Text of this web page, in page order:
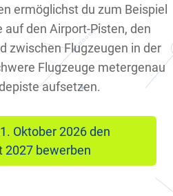
ermöglichst du zum Beispiel
den Airport-Pisten, den
zwischen Flugzeugen in der
Flugzeuge metergenau
aufsetzen.
Oktober 2026 den
2027 bewerben